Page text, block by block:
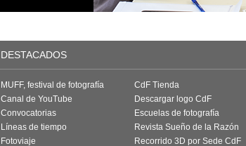
DESTACADOS
MUFF, festival de fotografía
Canal de YouTube
Convocatorias
Líneas de tiempo
Fotoviaje
CdF Tienda
Descargar logo CdF
Escuelas de fotografía
Revista Sueño de la Razón
Recorrido 3D por Sede CdF